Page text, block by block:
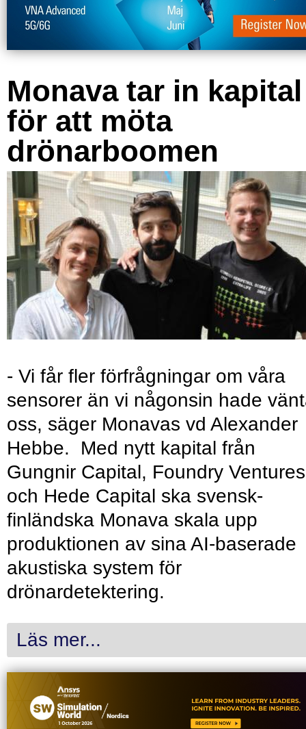
Monava tar in kapital
för att möta
drönarboomen
- Vi får fler förfrågningar om våra
sensorer än vi någonsin hade
oss, säger Monavas vd Alexander
Hebbe. Med nytt kapital från
Gungnir Capital, Foundry Ventures
och Hede Capital ska svensk-
finländska Monava skala upp
produktionen av sina AI-baserade
akustiska system för
drönardetektering.
Läs mer...